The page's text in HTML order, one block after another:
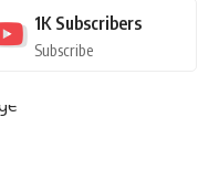
1K Subscribers
Subscribe